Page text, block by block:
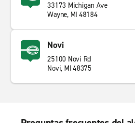
33173 Michigan Ave
Wayne, MI 48184
Novi
25100 Novi Rd
Novi, MI 48375